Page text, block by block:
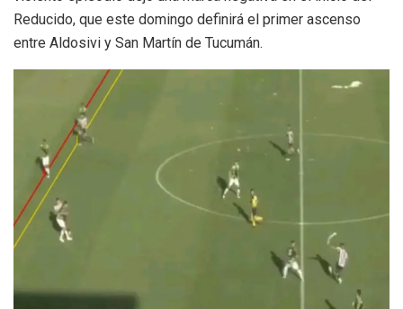
Reducido, que este domingo definirá el primer ascenso
entre Aldosivi y San Martín de Tucumán.